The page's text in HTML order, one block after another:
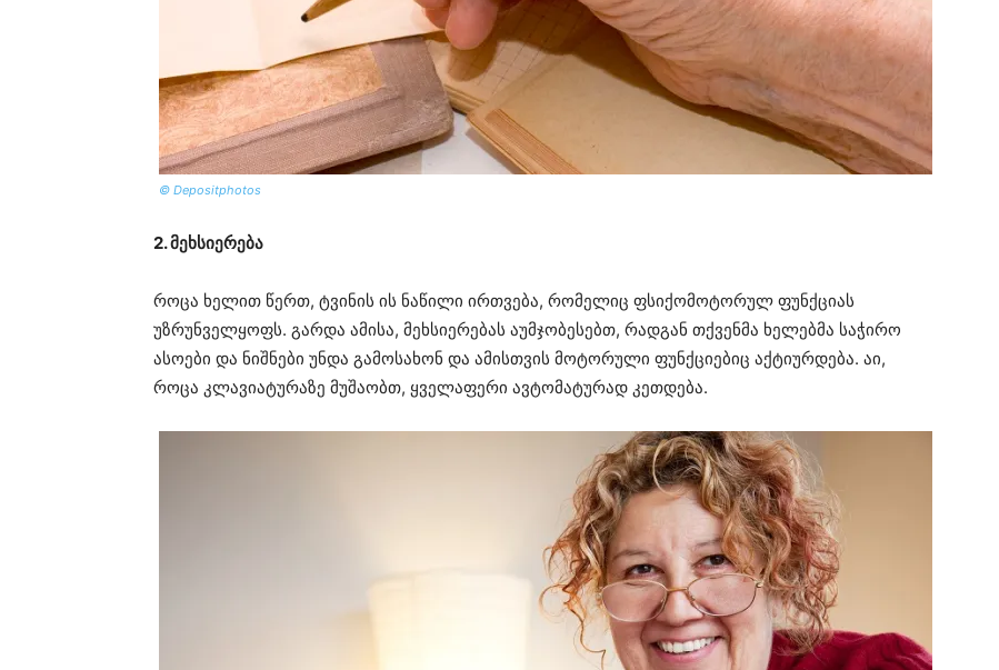
© Depositphotos
2. მეხსიერება
როცა ხელით წერთ, ტვინის ის ნაწილი ირთვება, რომელიც ფსიქომოტორულ ფუნქციას
უზრუნველყოფს. გარდა ამისა, მეხსიერებას აუმჯობესებთ, რადგან თქვენმა ხელებმა საჭირო
ასოები და ნიშნები უნდა გამოსახონ და ამისთვის მოტორული ფუნქციებიც აქტიურდება. აი,
როცა კლავიატურაზე მუშაობთ, ყველაფერი ავტომატურად კეთდება.